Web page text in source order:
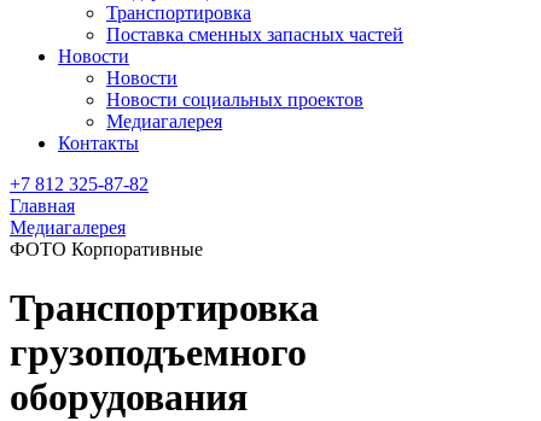
Транспортировка
Поставка сменных запасных частей
Новости
Новости
Новости социальных проектов
Медиагалерея
Контакты
+7 812 325-87-82
Главная
Медиагалерея
ФОТО Корпоративные
Транспортировка
грузоподъемного
оборудования